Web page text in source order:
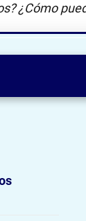
¿Cómo